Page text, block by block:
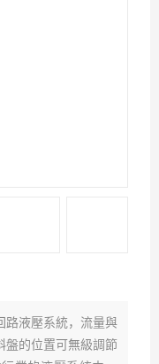
路液壓系統，流量與
盤的位置可無級調節